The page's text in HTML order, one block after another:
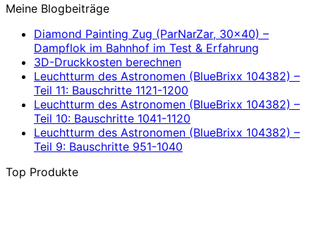
Meine Blogbeiträge
Diamond Painting Zug (ParNarZar, 30×40) –
Dampflok im Bahnhof im Test & Erfahrung
3D-Druckkosten berechnen
Leuchtturm des Astronomen (BlueBrixx 104382) –
Teil 11: Bauschritte 1121-1200
Leuchtturm des Astronomen (BlueBrixx 104382) –
Teil 10: Bauschritte 1041-1120
Leuchtturm des Astronomen (BlueBrixx 104382) –
Teil 9: Bauschritte 951-1040
Top Produkte